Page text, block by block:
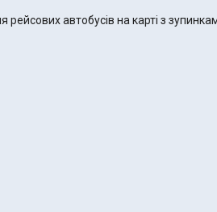
автобусів на карті з